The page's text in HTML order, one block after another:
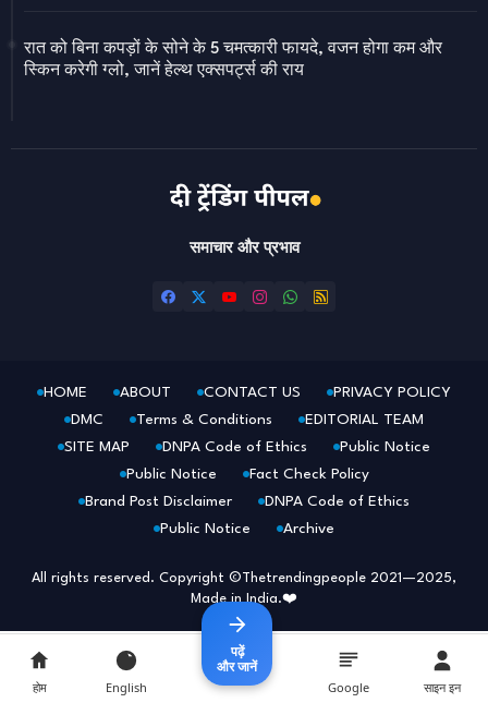
रात को बिना कपड़ों के सोने के 5 चमत्कारी फायदे, वजन होगा कम और
स्किन करेगी ग्लो, जानें हेल्थ एक्सपर्ट्स की राय
समाचार और प्रभाव
All rights reserved. Copyright ©Thetrendingpeople 2021—2025,
Made in India.❤️
HOME ABOUT CONTACT US
PRIVACY POLICY
DMC
Terms & Conditions
EDITORIAL TEAM
SITE MAP
DNPA Code of Ethics
Public Notice
Public Notice
Fact Check Policy
Brand Post Disclaimer
DNPA Code of Ethics
Public Notice
Archive
होम English
पढ़ें
और जानें
Google साइन इन